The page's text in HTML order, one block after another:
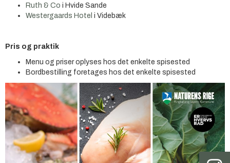
Ruth & Co i Hvide Sande
Westergaards Hotel i Videbæk
Pris og praktik
Menu og priser oplyses hos det enkelte spisested
Bordbestilling foretages hos det enkelte spisested